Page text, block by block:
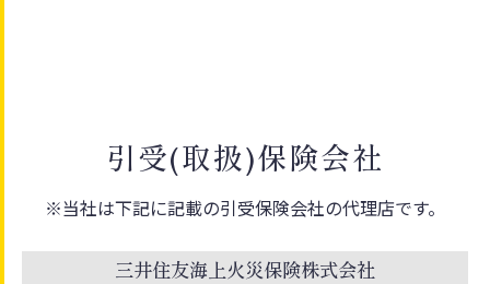
引受(取扱)保険会社
※当社は下記に記載の引受保険会社の代理店です。
三井住友海上火災保険株式会社